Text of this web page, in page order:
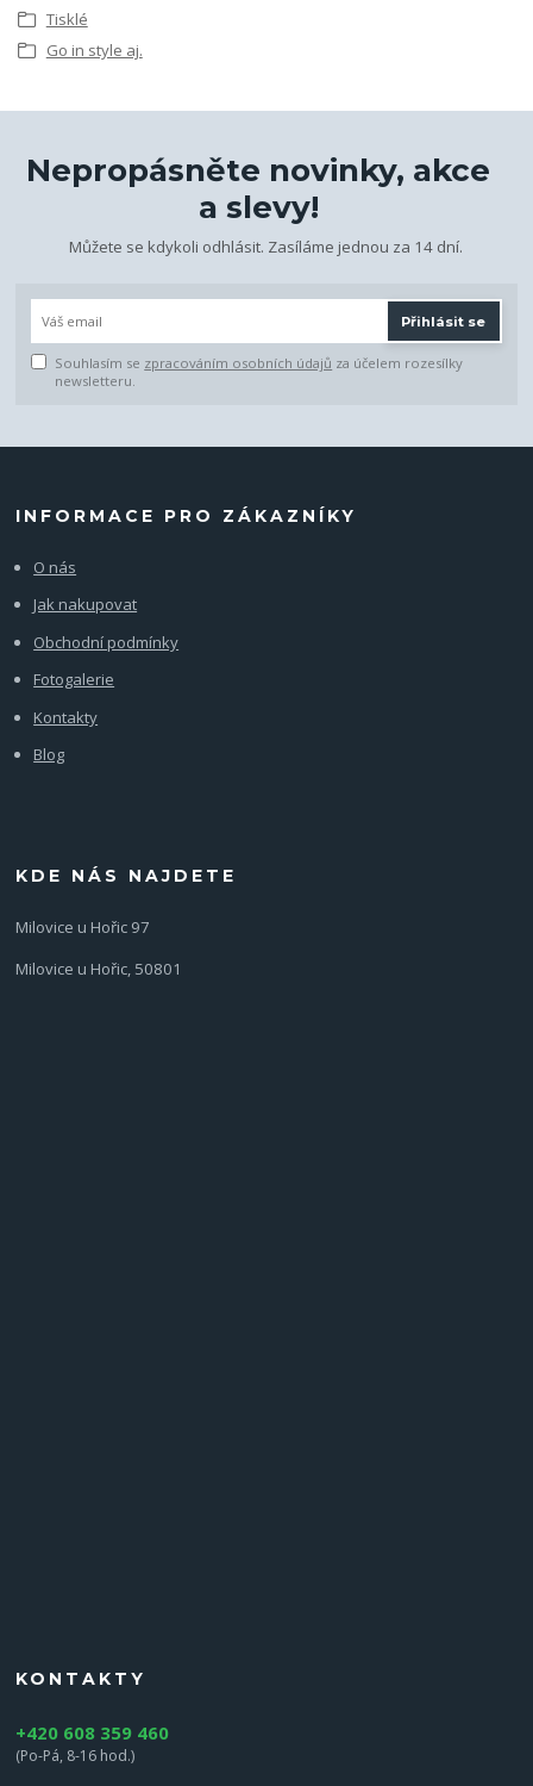
Tisklé
Go in style aj.
Nepropásněte novinky, akce
a slevy!
Můžete se kdykoli odhlásit. Zasíláme jednou za 14 dní.
Přihlásit se
Souhlasím se zpracováním osobních údajů za účelem rozesílky
newsletteru.
INFORMACE PRO ZÁKAZNÍKY
O nás
Jak nakupovat
Obchodní podmínky
Fotogalerie
Kontakty
Blog
KDE NÁS NAJDETE
Milovice u Hořic 97
Milovice u Hořic, 50801
KONTAKTY
+420 608 359 460
(Po-Pá, 8-16 hod.)